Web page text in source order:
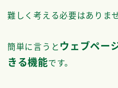
難しく考える必要はありま
簡単に言うと ウェブペー
きる機能です。